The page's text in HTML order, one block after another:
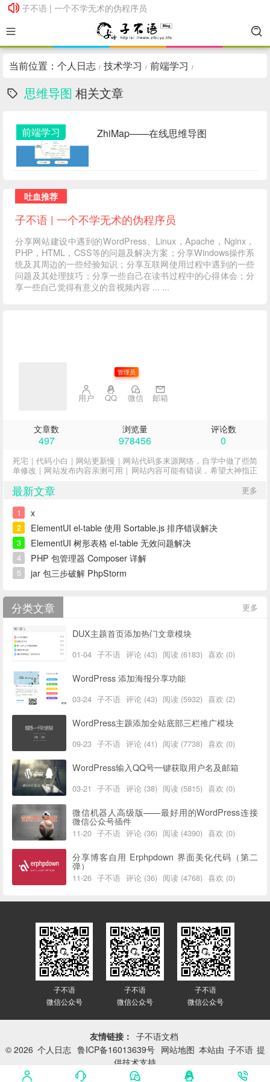
子不语 | 一个不学无术的伪程序员
子不语 | 一个不学无术的伪程序员
当前位置： 个人日志 / 技术学习 / 前端学习 /
思维导图 相关文章
前端学习 ZhiMap——在线思维导图
吐血推荐
子不语 | 一个不学无术的伪程序员
分享网站建设中遇到的WordPress、Linux，Apache，Nginx，
PHP，HTML，CSS等的问题及解决方案；分享Windows操作系
统及其周边的一些经验知识；分享互联网使用过程中遇到的一些
问题及其处理技巧；分享一些自己在读书过程中的心得体会；分
享一些自己觉得有意义的音视频内容 ... ...
管理员
用户 QQ 微信 邮箱
文章数
497
浏览量
978456
评论数
0
死宅｜代码小白｜网站更新慢｜网站代码多来源网络，自学中做了些简
单修改｜网站发布内容亲测可用｜网站内容可能有错误，希望大神指正
更多
最新文章
1 x
2 ElementUI el-table 使用 Sortable.js 排序错误解决
3 ElementUI 树形表格 el-table 无效问题解决
4 PHP 包管理器 Composer 详解
5 jar 包三步破解 PhpStorm
更多
分类文章
DUX主题首页添加热门文章模块
01-04 子不语 评论 (43) 阅读 (6183) 喜欢 (0)
WordPress 添加海报分享功能
03-24 子不语 评论 (43) 阅读 (5932) 喜欢 (2)
WordPress主题添加全站底部三栏推广模块
09-23 子不语 评论 (41) 阅读 (7738) 喜欢 (0)
WordPress输入QQ号一键获取用户名及邮箱
03-21 子不语 评论 (38) 阅读 (5815) 喜欢 (0)
微信机器人高级版——最好用的WordPress连接
微信公众号插件
11-20 子不语 评论 (36) 阅读 (4390) 喜欢 (0)
分享博客自用 Erphpdown 界面美化代码（第二
弹）
11-26 子不语 评论 (36) 阅读 (4768) 喜欢 (0)
子不语
微信公众号
子不语
微信公众号
子不语
微信公众号
友情链接： 子不语文档
© 2026 个人日志 鲁ICP备16013639号 网站地图 本站由 子不语 提
供技术支持
网站已平稳运行：
3414天 16小时 12分 29秒